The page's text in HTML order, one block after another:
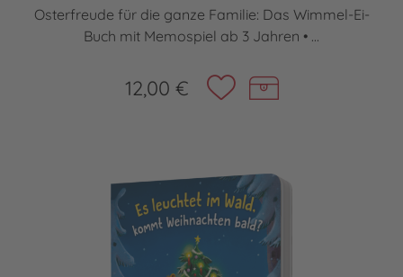
Osterfreude für die ganze Familie: Das Wimmel-Ei-
Buch mit Memospiel ab 3 Jahren • ...
12,00 €